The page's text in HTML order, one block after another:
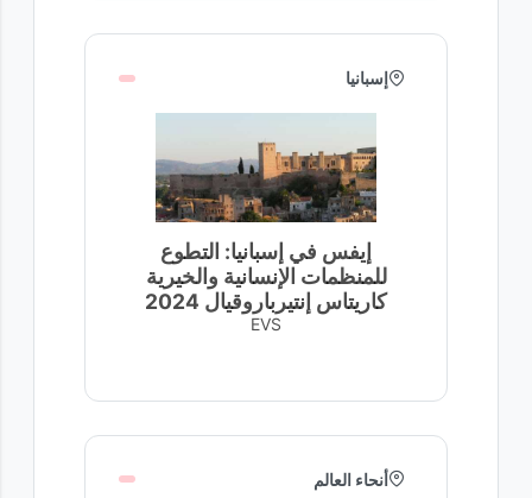
إسبانيا
إيفس في إسبانيا: التطوع
للمنظمات الإنسانية والخيرية
كاريتاس إنتيرباروقيال 2024
EVS
أنحاء العالم